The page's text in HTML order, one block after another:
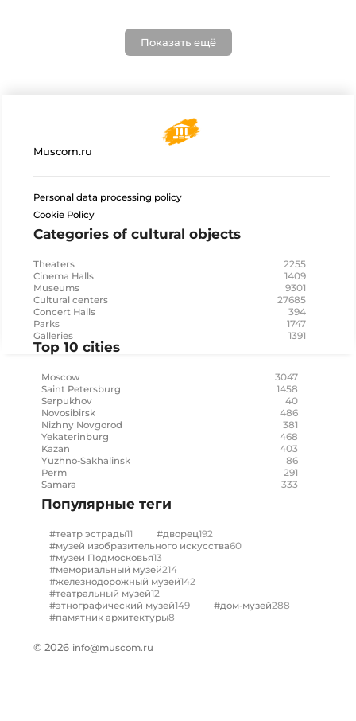
Показать ещё
Muscom.ru
Personal data processing policy
Cookie Policy
Categories of cultural objects
Theaters 2255
Cinema Halls 1409
Museums 9301
Cultural centers 27685
Concert Halls 394
Parks 1747
Galleries 1391
Top 10 cities
Moscow 3047
Saint Petersburg 1458
Serpukhov 40
Novosibirsk 486
Nizhny Novgorod 381
Yekaterinburg 468
Kazan 403
Yuzhno-Sakhalinsk 86
Perm 291
Samara 333
Популярные теги
#театр эстрады11 #дворец192
#музей изобразительного искусства60
#музеи Подмосковья13
#мемориальный музей214
#железнодорожный музей142
#театральный музей12
#этнографический музей149 #дом-музей288
#памятник архитектуры8
© 2026 info@muscom.ru